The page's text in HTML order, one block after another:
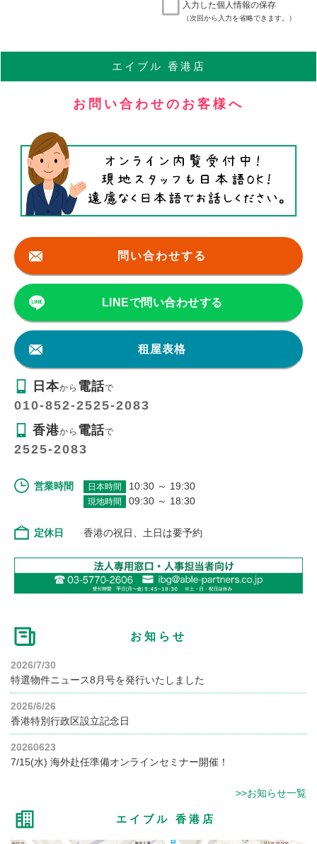
入力した個人情報の保存
（次回から入力を省略できます。）
エイブル 香港店
お問い合わせのお客様へ
問い合わせする
LINEで問い合わせする
租屋表格
日本から 電話で
010-852-2525-2083
香港から 電話で
2525-2083
営業時間 日本時間 10:30 ～ 19:30
現地時間 09:30 ～ 18:30
定休日 香港の祝日、土日は要予約
お知らせ
2026/7/30
特選物件ニュース8月号を発行いたしました
2026/6/26
香港特別行政区設立記念日
20260623
7/15(水) 海外赴任準備オンラインセミナー開催！
>>お知らせ一覧
エイブル 香港店